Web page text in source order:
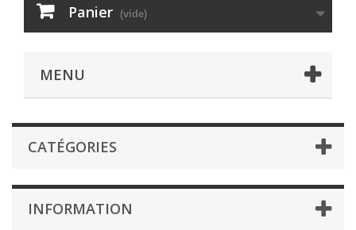
Panier (vide)
MENU
CATÉGORIES
INFORMATION